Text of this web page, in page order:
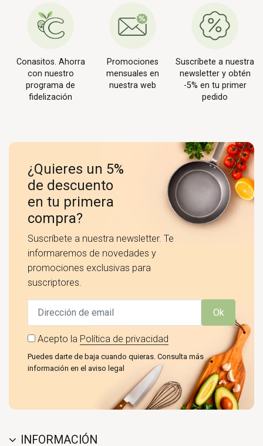
Conasitos. Ahorra
con nuestro
programa de
fidelización
Promociones
mensuales en
nuestra web
Suscríbete a nuestra
newsletter y obtén
-5% en tu primer
pedido
¿Quieres un 5%
de descuento
en tu primera
compra?
Suscríbete a nuestra newsletter. Te
informaremos de novedades y
promociones exclusivas para
suscriptores.
Ok
Acepto la Política de privacidad
Puedes darte de baja cuando quieras. Consulta más
información en el aviso legal
INFORMACIÓN